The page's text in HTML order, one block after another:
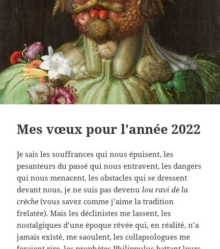
Mes vœux pour l’année 2022
Je sais les souffrances qui nous épuisent, les
pesanteurs du passé qui nous entravent, les dangers
qui nous menacent, les obstacles qui se dressent
devant nous, je ne suis pas devenu lou ravi de la
crèche(vous savez comme j’aime la tradition
frelatée). Mais les déclinistes me lassent, les
nostalgiques d’une époque rêvée qui, en réalité, n’a
jamais existé, me saoulent, les collapsologues me